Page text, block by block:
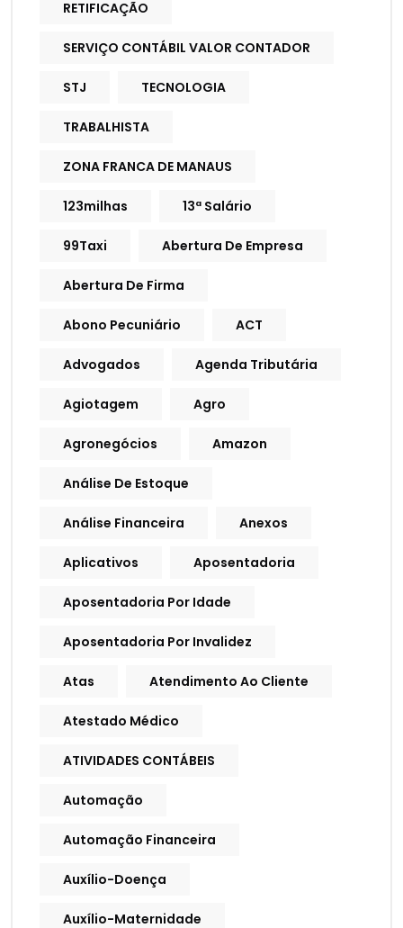
RETIFICAÇÃO
SERVIÇO CONTÁBIL VALOR CONTADOR
STJ TECNOLOGIA
TRABALHISTA
ZONA FRANCA DE MANAUS
123milhas 13ª Salário
99Taxi Abertura De Empresa
Abertura De Firma
Abono Pecuniário ACT
Advogados Agenda Tributária
Agiotagem Agro
Agronegócios Amazon
Análise De Estoque
Análise Financeira Anexos
Aplicativos Aposentadoria
Aposentadoria Por Idade
Aposentadoria Por Invalidez
Atas Atendimento Ao Cliente
Atestado Médico
ATIVIDADES CONTÁBEIS
Automação
Automação Financeira
Auxílio-Doença
Auxílio-Maternidade